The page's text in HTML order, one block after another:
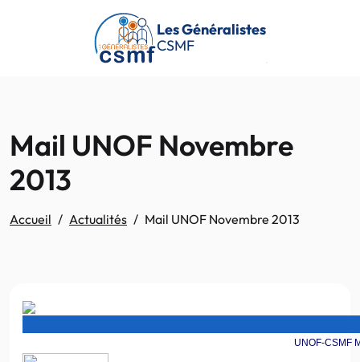
Passer au contenu principal
Les Généralistes
CSMF
Mail UNOF Novembre
2013
Accueil Actualités Mail UNOF Novembre 2013
UNOF-CSMF